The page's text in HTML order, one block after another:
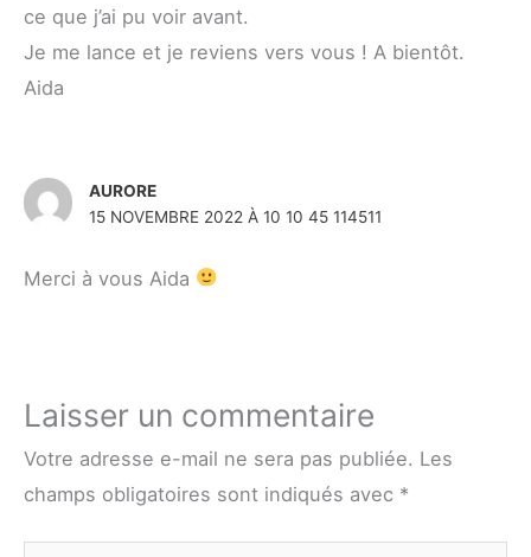
ce que j’ai pu voir avant.
Je me lance et je reviens vers vous ! A bientôt.
Aida
AURORE
15 NOVEMBRE 2022 À 10 10 45 114511
Merci à vous Aida
Laisser un commentaire
Votre adresse e-mail ne sera pas publiée. Les
champs obligatoires sont indiqués avec *